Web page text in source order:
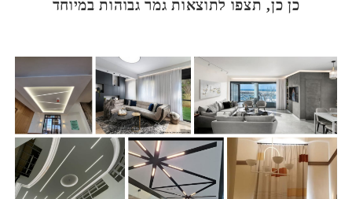
כן כן, תצפו לתוצאות גמר גבוהות במיוחד